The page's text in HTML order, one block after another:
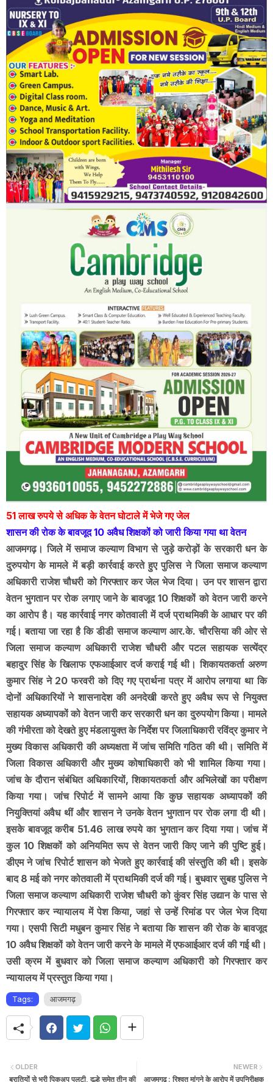
51 लाख रुपये से अधिक के वेतन घोटाले में भेजे गए जेल
शासन की रोक के बावजूद 10 अवैध शिक्षकों को जारी किया गया था वेतन
आजमगढ़। जिले में समाज कल्याण विभाग से जुड़े करोड़ों के सरकारी धन के
दुरुपयोग के मामले में बड़ी कार्रवाई करते हुए पुलिस ने जिला समाज कल्याण
अधिकारी राजेश चौधरी को गिरफ्तार कर जेल भेज दिया। उन पर शासन द्वारा
वेतन भुगतान पर रोक लगाए जाने के बावजूद 10 शिक्षकों को वेतन जारी करने
का आरोप है। यह कार्रवाई नगर कोतवाली में दर्ज प्राथमिकी के आधार पर की
गई। बताया जा रहा है कि डीडी समाज कल्याण आर.के. चौरसिया की ओर से
जिला समाज कल्याण अधिकारी राजेश चौधरी और पटल सहायक सत्येंद्र
बहादुर सिंह के खिलाफ एफआईआर दर्ज कराई गई थी। शिकायतकर्ता अरुण
कुमार सिंह ने 20 फरवरी को दिए गए प्रार्थना पत्र में आरोप लगाया था कि
दोनों अधिकारियों ने शासनादेश की अनदेखी करते हुए अवैध रूप से नियुक्त
सहायक अध्यापकों को वेतन जारी कर सरकारी धन का दुरुपयोग किया। मामले
की गंभीरता को देखते हुए मंडलायुक्त के निर्देश पर जिलाधिकारी रविंद्र कुमार ने
मुख्य विकास अधिकारी की अध्यक्षता में जांच समिति गठित की थी। समिति में
जिला विकास अधिकारी और मुख्य कोषाधिकारी को भी शामिल किया गया।
जांच के दौरान संबंधित अधिकारियों, शिकायतकर्ता और अभिलेखों का परीक्षण
किया गया। जांच रिपोर्ट में सामने आया कि कुछ सहायक अध्यापकों की
नियुक्तियां अवैध थीं और शासन ने उनके वेतन भुगतान पर रोक लगा दी थी।
इसके बावजूद करीब 51.46 लाख रुपये का भुगतान कर दिया गया। जांच में
कुल 10 शिक्षकों को अनियमित रूप से वेतन जारी किए जाने की पुष्टि हुई।
डीएम ने जांच रिपोर्ट शासन को भेजते हुए कार्रवाई की संस्तुति की थी। इसके
बाद 8 मई को नगर कोतवाली में प्राथमिकी दर्ज की गई। बुधवार सुबह पुलिस ने
जिला समाज कल्याण अधिकारी राजेश चौधरी को कुंवर सिंह उद्यान के पास से
गिरफ्तार कर न्यायालय में पेश किया, जहां से उन्हें रिमांड पर जेल भेज दिया
गया। एसपी सिटी मधुबन कुमार सिंह ने बताया कि शासन की रोक के बावजूद
10 अवैध शिक्षकों को वेतन जारी करने के मामले में एफआईआर दर्ज की गई थी।
उसी क्रम में बुधवार को जिला समाज कल्याण अधिकारी को गिरफ्तार कर
न्यायालय में प्रस्तुत किया गया।
Tags: आजमगढ़
NEWER
आजमगढ़ : रिश्वत मांगने के आरोप में उपनिरीक्षक
OLDER
बरातियों से भरी पिकअप पलटी, दूल्हे समेत तीन की